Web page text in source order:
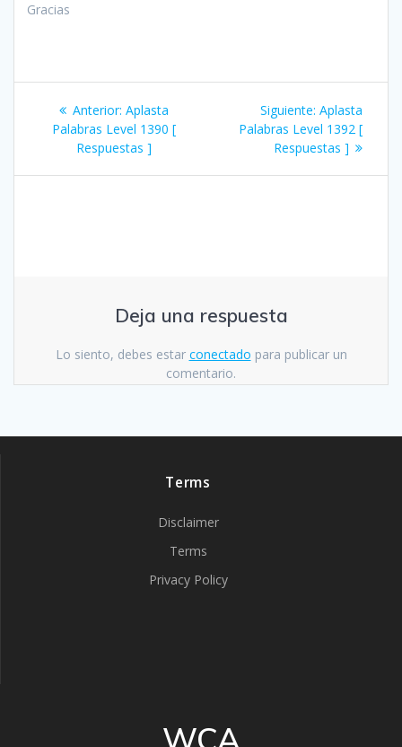
Gracias
Navegación
entradas
Anterior: Entrada
anterior:
Aplasta
Palabras Level 1390 [
Respuestas ]
Siguiente: Siguiente
entrada:
Aplasta
Palabras Level 1392 [
Respuestas ]
Deja una respuesta
Lo siento, debes estar conectado para publicar un
comentario.
Terms
Disclaimer
Terms
Privacy Policy
WCA